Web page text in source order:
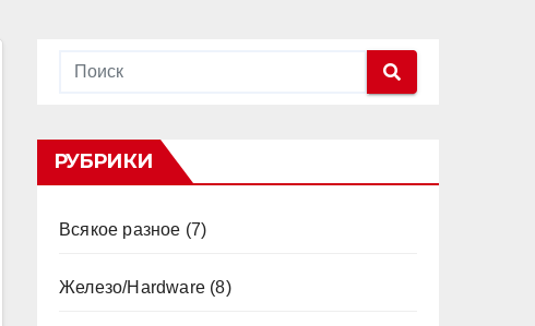
РУБРИКИ
Всякое разное (7)
Железо/Hardware (8)